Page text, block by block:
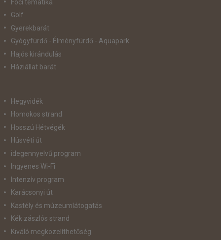
Foci tematika
Golf
Gyerekbarát
Gyógyfürdő - Élményfürdő - Aquapark
Hajós kirándulás
Háziállat barát
Hegyvidék
Homokos strand
Hosszú Hétvégék
Húsvéti út
idegennyelvű program
Ingyenes Wi-Fi
Intenzív program
Karácsonyi út
Kastély és múzeumlátogatás
Kék zászlós strand
Kiváló megközelíthetőség